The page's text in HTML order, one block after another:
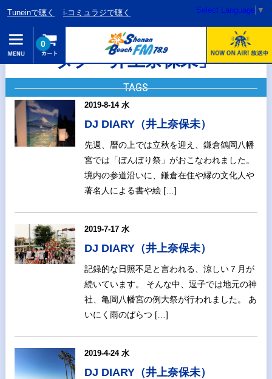
Tuneinで聴く i-コミュラジで聴く Select Language ▼
0
タグ「井上奈保未」
TAGS
2019-8-14 水
DJ DIARY（井上奈保未）
先週、暦の上では立秋を迎え、鎌倉鶴岡八幡
宮では「ぼんぼり祭」がおこなわれました。
境内の参道沿いに、鎌倉在住や縁の文化人や
著名人による書や絵 […]
2019-7-17 水
DJ DIARY（井上奈保未）
記録的な日照不足と言われる、涼しい７月が
続いています。 そんな中、逗子では地元の神
社、亀岡八幡宮の例大祭が行われました。 あ
いにく雨のぱらつ […]
2019-4-24 水
DJ DIARY（井上奈保未）